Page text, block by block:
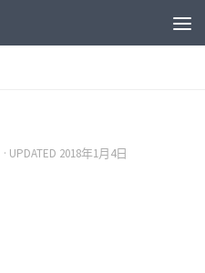
· UPDATED 2018年1月4日